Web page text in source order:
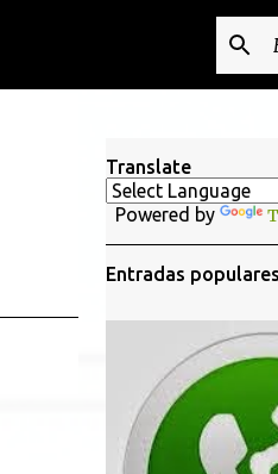
Translate
Powered by
Entradas populares